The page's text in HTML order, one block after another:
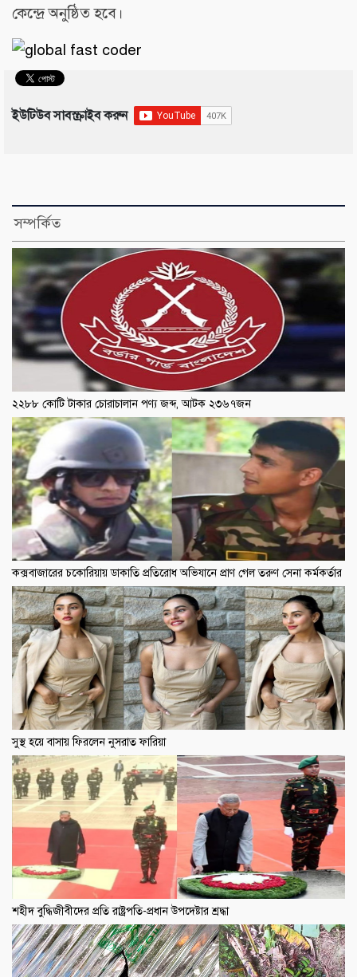
কেন্দ্রে অনুষ্ঠিত হবে।
ইউটিউব সাবস্ক্রাইব করুন
সম্পর্কিত
২২৮৮ কোটি টাকার চোরাচালান পণ্য জব্দ, আটক ২৩৬৭জন
কক্সবাজারের চকোরিয়ায় ডাকাতি প্রতিরোধ অভিযানে প্রাণ গেল তরুণ সেনা কর্মকর্তার
সুস্থ হয়ে বাসায় ফিরলেন নুসরাত ফারিয়া
শহীদ বুদ্ধিজীবীদের প্রতি রাষ্ট্রপতি-প্রধান উপদেষ্টার শ্রদ্ধা